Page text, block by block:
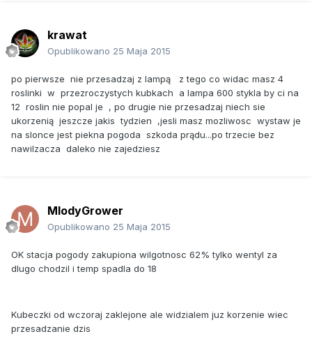
krawat
Opublikowano 25 Maja 2015
po pierwsze nie przesadzaj z lampą z tego co widac masz 4
roslinki w przezroczystych kubkach a lampa 600 stykla by ci na
12 roslin nie popal je , po drugie nie przesadzaj niech sie
ukorzenią jeszcze jakis tydzien ,jesli masz mozliwosc wystaw je
na slonce jest piekna pogoda szkoda prądu...po trzecie bez
nawilzacza daleko nie zajedziesz
MlodyGrower
Opublikowano 25 Maja 2015
OK stacja pogody zakupiona wilgotnosc 62% tylko wentyl za
dlugo chodzil i temp spadla do 18
Kubeczki od wczoraj zaklejone ale widzialem juz korzenie wiec
przesadzanie dzis